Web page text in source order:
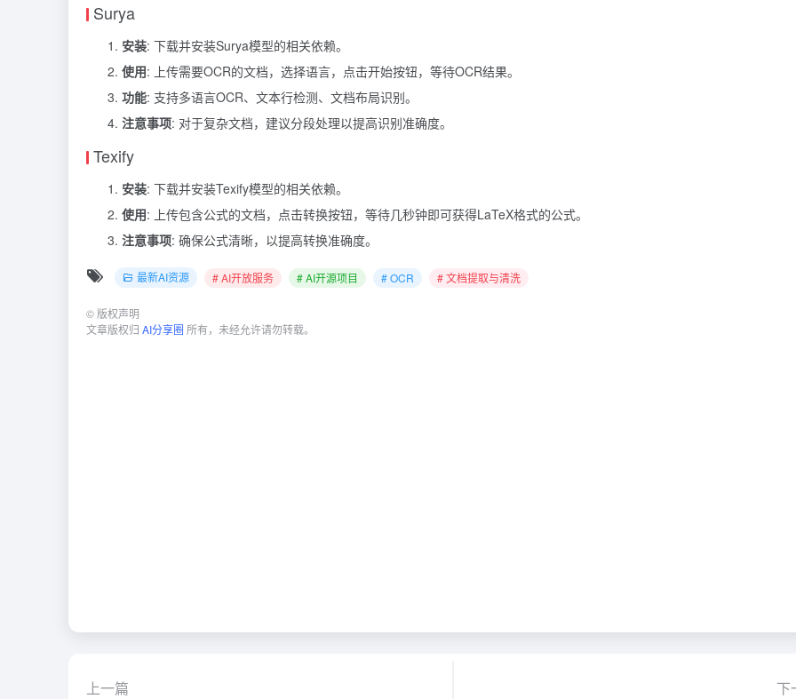
Surya
安装: 下载并安装Surya模型的相关依赖。
使用: 上传需要OCR的文档，选择语言，点击开始按钮，等待OCR结果。
功能: 支持多语言OCR、文本行检测、文档布局识别。
注意事项: 对于复杂文档，建议分段处理以提高识别准确度。
Texify
安装: 下载并安装Texify模型的相关依赖。
使用: 上传包含公式的文档，点击转换按钮，等待几秒钟即可获得LaTeX格式的公式。
注意事项: 确保公式清晰，以提高转换准确度。
最新AI资源 # AI开放服务 # AI开源项目 # OCR # 文档提取与清洗
© 版权声明
文章版权归 AI分享圈 所有，未经允许请勿转载。
上一篇 下